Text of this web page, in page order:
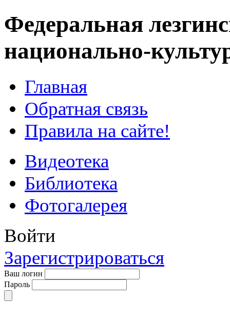
Федеральная
национально-
Главная
Обратная связь
Правила на сайте!
Видеотека
Библиотека
Фотогалерея
Войти
Зарегистрироваться
Ваш логин
Пароль